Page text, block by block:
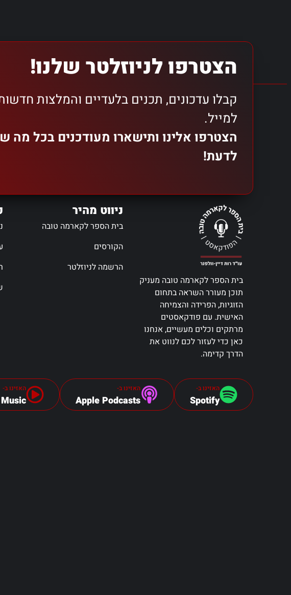
הצטרפו לניוזלטר שלנו!
קבלו עדכונים, תכנים בלעדיים והמלצות
למייל.
הצטרפו אלינו ותישארו מעודכנים בכל מה
לדעת!
בית הספר לקארמה טובה מעניק
תוכן מעורר השראה בתחום
הזוגיות, הפרידה והצמיחה
האישית. עם פודקאסטים
מרתקים וכלים מעשיים, אנחנו
כאן כדי לעזור לכם לנווט את
הדרך קדימה.
ניווט מהיר
בית הספר לקארמה טובה
הקורסים
הרשמה לניוזלטר
האזינו ב-
Spotify
האזינו ב-
Apple Podcasts
האזינו ב-